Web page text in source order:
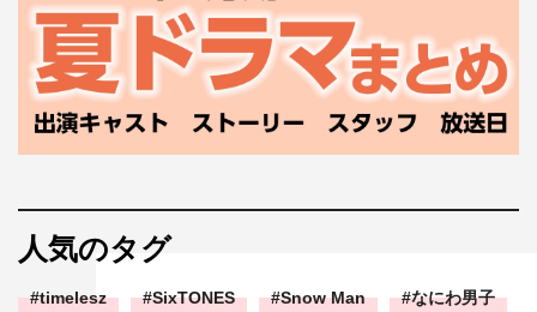
『Endless SHOCK』制作発表会見
人気のタグ
timelesz SixTONES Snow Man なにわ男子